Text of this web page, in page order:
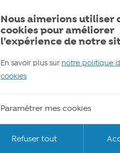
Nous aimerions utiliser
cookies pour améliorer
l’expérience de notre
En savoir plus surnotre politique
cookies
Paramétrer mes cookies
Refuser tout